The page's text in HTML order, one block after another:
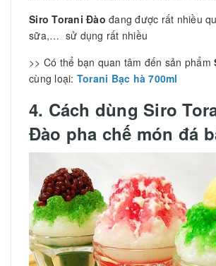
Siro Torani Đào đang được rất nhiều
sữa,… sử dụng rất nhiều
>> Có thể bạn quan tâm đến sản phẩm
cùng loại: Torani Bạc hà 700ml
4. Cách dùng Siro
Đào pha chế món đá